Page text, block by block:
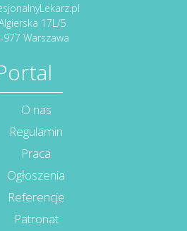
17L/5
977 Warszawa
O nas
Regulamin
Praca
Ogłoszenia
Referencje
Patronat